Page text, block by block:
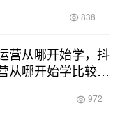
838
营从哪开始学，抖
从哪开始学比较
972